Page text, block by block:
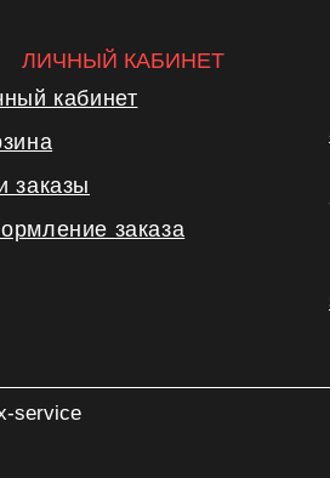
ЛИЧНЫЙ КАБИНЕТ
кабинет
заказы
заказа
service